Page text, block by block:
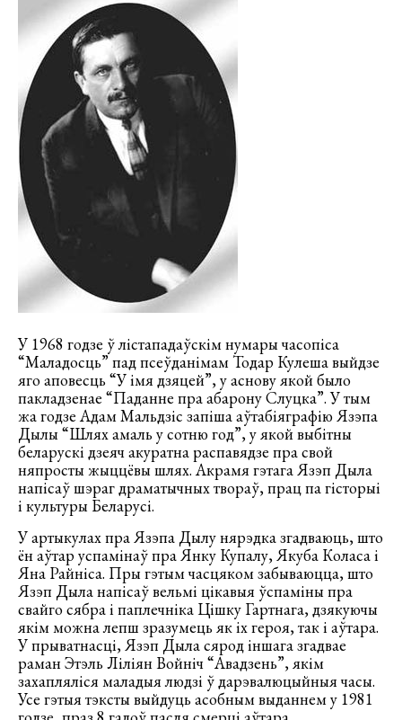
У 1968 годзе ў лістападаўскім нумары часопіса
“Маладосць” пад псеўданімам Тодар Кулеша выйдзе
яго аповесць “У імя дзяцей”, у аснову якой было
пакладзенае “Паданне пра абарону Слуцка”. У тым
жа годзе Адам Мальдзіс запіша аўтабіяграфію Язэпа
Дылы “Шлях амаль у сотню год”, у якой выбітны
беларускі дзеяч акуратна распавядзе пра свой
няпросты жыццёвы шлях. Акрамя гэтага Язэп Дыла
напісаў шэраг драматычных твораў, прац па гісторыі
і культуры Беларусі.
У артыкулах пра Язэпа Дылу нярэдка згадваюць, што
ён аўтар успамінаў пра Янку Купалу, Якуба Коласа і
Яна Райніса. Пры гэтым часцяком забываюцца, што
Язэп Дыла напісаў вельмі цікавыя ўспаміны пра
свайго сябра і паплечніка Цішку Гартнага, дзякуючы
якім можна лепш зразумець як іх героя, так і аўтара.
У прыватнасці, Язэп Дыла сярод іншага згадвае
раман Этэль Ліліян Войніч “Авадзень”, якім
захапляліся маладыя людзі ў дарэвалюцыйныя часы.
Усе гэтыя тэксты выйдуць асобным выданнем у 1981